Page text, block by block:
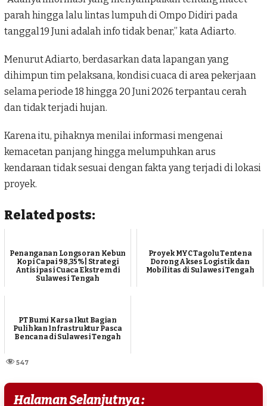
parah hingga lalu lintas lumpuh di Ompo Didiri pada
tanggal 19 Juni adalah info tidak benar,” kata Adiarto.
Menurut Adiarto, berdasarkan data lapangan yang
dihimpun tim pelaksana, kondisi cuaca di area pekerjaan
selama periode 18 hingga 20 Juni 2026 terpantau cerah
dan tidak terjadi hujan.
Karena itu, pihaknya menilai informasi mengenai
kemacetan panjang hingga melumpuhkan arus
kendaraan tidak sesuai dengan fakta yang terjadi di lokasi
proyek.
Related posts:
Penanganan Longsoran Kebun
Kopi Capai 98,35% | Strategi
Antisipasi Cuaca Ekstrem di
Sulawesi Tengah
Proyek MYC Tagolu Tentena
Dorong Akses Logistik dan
Mobilitas di Sulawesi Tengah
PT Bumi Karsa Ikut Bagian
Pulihkan Infrastruktur Pasca
Bencana di Sulawesi Tengah
547
Halaman Selanjutnya :